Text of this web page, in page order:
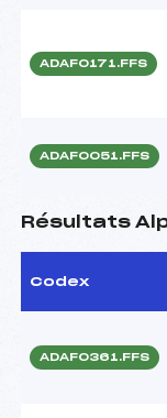
ADAF0171.FFS
ADAF0051.FFS
Résultats
Codex
ADAF0361.FFS